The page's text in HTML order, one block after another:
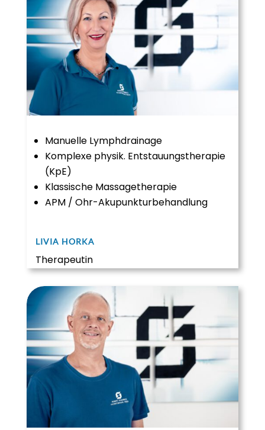
Manuelle Lymphdrainage
Komplexe physik. Entstauungstherapie
(KpE)
Klassische Massagetherapie
APM / Ohr-Akupunkturbehandlung
LIVIA HORKA​
Therapeutin​